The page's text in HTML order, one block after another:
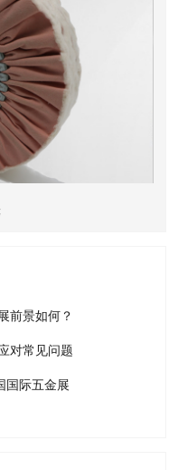
前景如何？
对常见问题​
国际五金展